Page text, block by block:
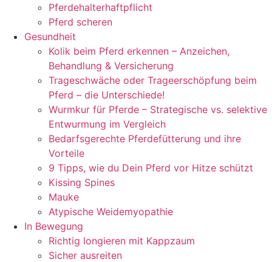
Pferdehalterhaftpflicht
Pferd scheren
Gesundheit
Kolik beim Pferd erkennen – Anzeichen,
Behandlung & Versicherung
Trageschwäche oder Trageerschöpfung beim
Pferd – die Unterschiede!
Wurmkur für Pferde – Strategische vs. selektive
Entwurmung im Vergleich
Bedarfsgerechte Pferdefütterung und ihre
Vorteile
9 Tipps, wie du Dein Pferd vor Hitze schützt
Kissing Spines
Mauke
Atypische Weidemyopathie
In Bewegung
Richtig longieren mit Kappzaum
Sicher ausreiten